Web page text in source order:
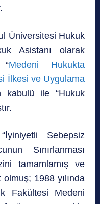
Üniversitesi Hukuk
Asistanı olarak
“Medeni Hukukta
İlkesi ve Uygulama
kabulü ile “Hukuk
Sebepsiz
Sınırlanması
tamamlamış ve
1988 yılında
Fakültesi Medeni